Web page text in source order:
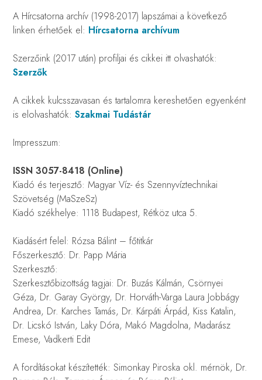
A Hírcsatorna archív (1998-2017) lapszámai a következő
linken érhetőek el: Hírcsatorna archívum
Szerzőink (2017 után) profiljai és cikkei itt olvashatók:
Szerzők
A cikkek kulcsszavasan és tartalomra kereshetően egyenként
is elolvashatók: Szakmai Tudástár
Impresszum:
ISSN 3057-8418 (Online)
Kiadó és terjesztő: Magyar Víz- és Szennyvíztechnikai
Szövetség (MaSzeSz)
Kiadó székhelye: 1118 Budapest, Rétköz utca 5.
Kiadásért felel: Rózsa Bálint – főtitkár
Főszerkesztő: Dr. Papp Mária
Szerkesztő:
Szerkesztőbizottság tagjai: Dr. Buzás Kálmán, Csörnyei
Géza, Dr. Garay György, Dr. Horváth-Varga Laura Jobbágy
Andrea, Dr. Karches Tamás, Dr. Kárpáti Árpád, Kiss Katalin,
Dr. Licskó István, Laky Dóra, Makó Magdolna, Madarász
Emese, Vadkerti Edit
A fordításokat készítették: Simonkay Piroska okl. mérnök, Dr.